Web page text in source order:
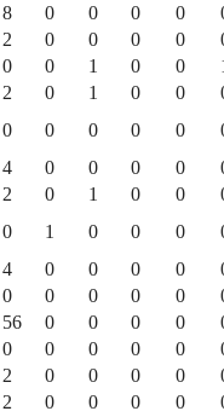
8 0 0 0 0
2 0 0 0 0
0 0 1 0 0
2 0 1 0 0
0 0 0 0 0
4 0 0 0 0
2 0 1 0 0
0 1 0 0 0
4 0 0 0 0
0 0 0 0 0
56 0 0 0 0
0 0 0 0 0
2 0 0 0 0
2 0 0 0 0